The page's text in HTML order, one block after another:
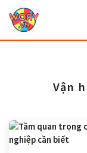
Vận